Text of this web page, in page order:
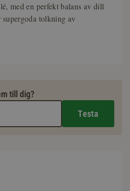
med en perfekt balans av dill
tolkning av
till dig?
Testa